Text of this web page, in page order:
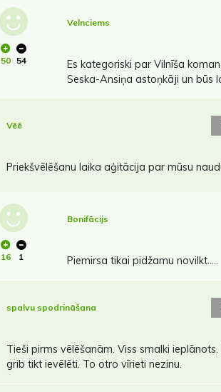
50 54
Velnciems
Es kategoriski par Vilnīša
Seska-Ansiņa astoņkāji un būs
Vēē
Priekšvēlēšanu laika aģitācija par mūsu
16 1
Bonifācijs
Piemirsa tikai pidžamu novilkt.....
spalvu spodrināšana
Tieši pirms vēlēšanām. Viss smalki ieplānots.
grib tikt ievēlēti. To otro vīrieti nezinu.